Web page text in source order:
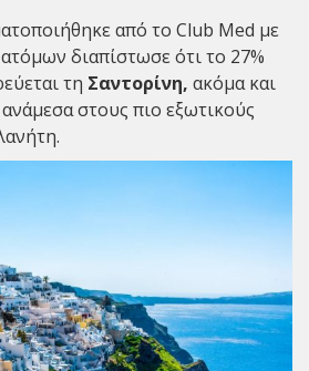
από το Club Med με
διαπίστωσε ότι το 27%
τη Σαντορίνη, ακόμα και
ανάμεσα στους πιο εξωτικούς